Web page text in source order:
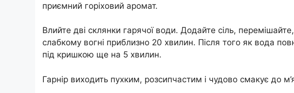
приємний горіховий аромат.
Влийте дві склянки гарячої води. Додайте сіль,
слабкому вогні приблизно 20 хвилин. Після того як вода
під кришкою ще на 5 хвилин.
Гарнір виходить пухким, розсипчастим і чудово смакує до